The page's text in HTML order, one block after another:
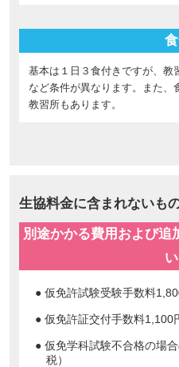
基本は１日３食付きですが、教
など条件が異なります。また、
教習所もあります。
生協料金に含まれないも
別途かかる費用および追
い
● 仮免許試験受験手数料
● 仮免許証交付手数料1,100
● 仮免学科試験不合格の場
税）